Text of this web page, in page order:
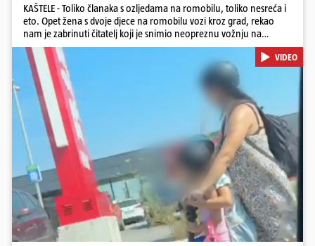
KAŠTELE - Toliko članaka s ozljedama na romobilu, toliko nesreća i
eto. Opet žena s dvoje djece na romobilu vozi kroz grad, rekao
nam je zabrinuti čitatelj koji je snimio neopreznu vožnju na
romobilu u četvrtak prijepodne kroz Kaštele. Podsjetimo, mjesec i
pol od smrti dječaka (14) u Metkoviću, pad s električnog romobila
odnio je još jedan mladi život. Unatoč naporima liječnika KBC-a
Zagreb, u ponedjeljak maloljetnik je podlegao ozljedama
zadobivenima u padu s romobila.
Pokretanje videa...
VIDEO